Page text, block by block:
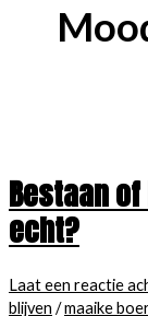
Bestaan
echt?
Laat een reactie
blijven /maaike